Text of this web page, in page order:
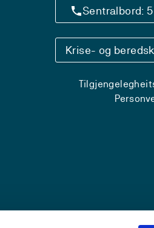
Sentralbord:
Krise- og